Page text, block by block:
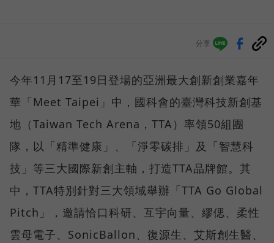
分享
今年11月17至19日登場的亞洲最大創新創業嘉年
華「Meet Taipei」中，國科會的臺灣科技新創基
地（Taiwan Tech Arena，TTA）率領50組團
隊，以「精準健康」、「淨零碳排」及「智慧科
技」等三大國際新創主軸，打造TTA品牌館。其
中，TTA特別針對三大領域舉辦「TTA Go Global
Pitch」，邀請恰口科研、互宇向量、繆偲、柔性
雲母電子、SonicBallon、復源生、艾斯創生醫、